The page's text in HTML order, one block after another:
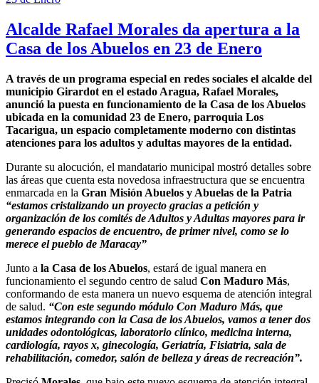
Alcalde Rafael Morales da apertura a la
Casa de los Abuelos en 23 de Enero
A través de un programa especial en redes sociales el alcalde del
municipio Girardot en el estado Aragua, Rafael Morales,
anunció la puesta en funcionamiento de la Casa de los Abuelos
ubicada en la comunidad 23 de Enero, parroquia Los
Tacarigua, un espacio completamente moderno con distintas
atenciones para los adultos y adultas mayores de la entidad.
Durante su alocución, el mandatario municipal mostró detalles sobre
las áreas que cuenta esta novedosa infraestructura que se encuentra
enmarcada en la Gran Misión Abuelos y Abuelas de la Patria
“estamos cristalizando un proyecto gracias a petición y
organización de los comités de Adultos y Adultas mayores para ir
generando espacios de encuentro, de primer nivel, como se lo
merece el pueblo de Maracay”
Junto a la Casa de los Abuelos, estará de igual manera en
funcionamiento el segundo centro de salud Con Maduro Más,
conformando de esta manera un nuevo esquema de atención integral
de salud. “Con este segundo módulo Con Maduro Más, que
estamos integrando con la Casa de los Abuelos, vamos a tener dos
unidades odontológicas, laboratorio clínico, medicina interna,
cardiología, rayos x, ginecología, Geriatría, Fisiatria, sala de
rehabilitación, comedor, salón de belleza y áreas de recreación”.